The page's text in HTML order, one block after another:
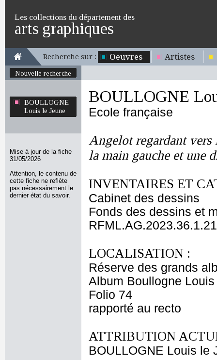
Les collections du département des
arts graphiques
Recherche sur : Oeuvres Artistes
Nouvelle recherche
BOULLOGNE
Louis le Jeune
Mise à jour de la fiche
31/05/2026
Attention, le contenu de
cette fiche ne reflète
pas nécessairement le
dernier état du savoir.
BOULLOGNE
Ecole française
Angelot regardant vers
la main gauche et une
INVENTAIRES ET
Cabinet des dessins
Fonds des dessins et
LOCALISATION :
Réserve des grands
Album Boullogne
Folio 74
rapporté au recto
ATTRIBUTION
BOULLOGNE Louis le